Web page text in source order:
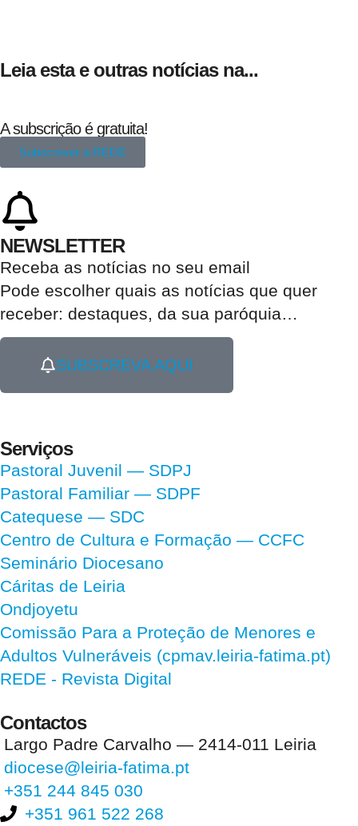
Leia esta e outras notícias na...
A subscrição é gratuita!
Subscrever a REDE
NEWSLETTER
Receba as notícias no seu email​
Pode escolher quais as notícias que quer
receber: destaques, da sua paróquia…
SUBSCREVA AQUI
Serviços
Pastoral Juvenil — SDPJ
Pastoral Familiar — SDPF
Catequese — SDC
Centro de Cultura e Formação — CCFC
Seminário Diocesano
Cáritas de Leiria
Ondjoyetu
Comissão Para a Proteção de Menores e
Adultos Vulneráveis (cpmav.leiria-fatima.pt)
REDE - Revista Digital
Contactos
Largo Padre Carvalho — 2414-011 Leiria
diocese@leiria-fatima.pt
+351 244 845 030
+351 961 522 268